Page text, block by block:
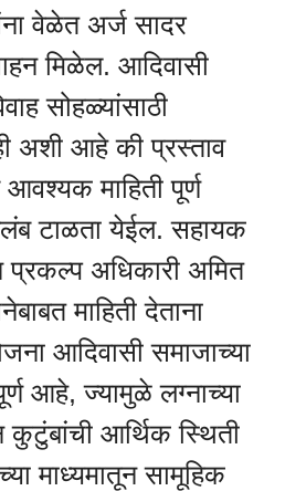
वेळेत अर्ज सादर
मिळेल. आदिवासी
सोहळ्यांसाठी
अशी आहे की प्रस्ताव
माहिती पूर्ण
टाळता येईल. सहायक
प्रकल्प अधिकारी अमित
माहिती देताना
आदिवासी समाजाच्या
आहे, ज्यामुळे लग्नाच्या
आर्थिक स्थिती
माध्यमातून सामूहिक